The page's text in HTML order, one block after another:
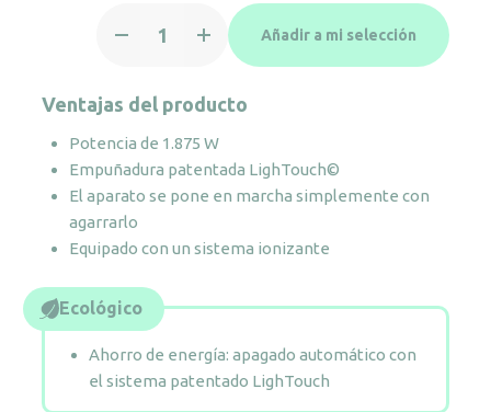
negro
soporte
PR
MT
cantidad
Añadir a mi selección
Ventajas del producto
Potencia de 1.875 W
Empuñadura patentada LighTouch©
El aparato se pone en marcha simplemente con
agarrarlo
Equipado con un sistema ionizante
Ecológico
Ahorro de energía: apagado automático con
el sistema patentado LighTouch